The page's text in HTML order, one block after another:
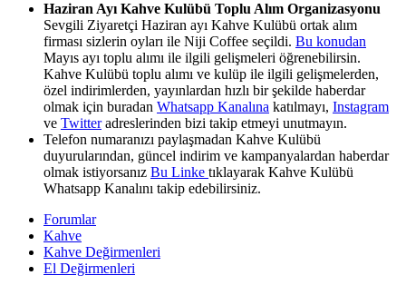
Haziran Ayı Kahve Kulübü Toplu Alım Organizasyonu
Sevgili Ziyaretçi Haziran ayı Kahve Kulübü ortak alım
firması sizlerin oyları ile Niji Coffee seçildi. Bu konudan
Mayıs ayı toplu alımı ile ilgili gelişmeleri öğrenebilirsin.
Kahve Kulübü toplu alımı ve kulüp ile ilgili gelişmelerden,
özel indirimlerden, yayınlardan hızlı bir şekilde haberdar
olmak için buradan Whatsapp Kanalına katılmayı, Instagram
ve Twitteradreslerinden bizi takip etmeyi unutmayın.
Telefon numaranızı paylaşmadan Kahve Kulübü
duyurularından, güncel indirim ve kampanyalardan haberdar
olmak istiyorsanız Bu Linke tıklayarak Kahve Kulübü
Whatsapp Kanalını takip edebilirsiniz.
Forumlar
Kahve
Kahve Değirmenleri
El Değirmenleri